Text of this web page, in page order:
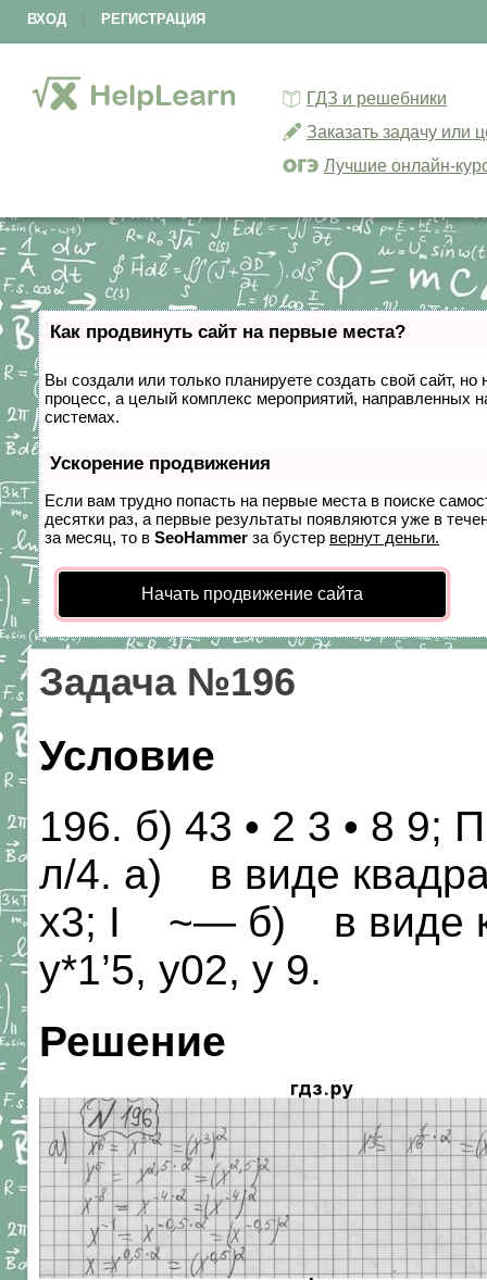
ВХОД РЕГИСТРАЦИЯ
ГДЗ и решебники
Заказать задачу или
Лучшие онлайн-
Как продвинуть сайт на первые места?
Вы создали или только планируете создать свой сайт,
процесс, а целый комплекс мероприятий, направленных
системах.
Ускорение продвижения
Если вам трудно попасть на первые места в поиске
десятки раз, а первые результаты появляются уже в
за месяц, то в SeoHammer за бустер вернут деньги.
Начать продвижение сайта
Задача №196
Условие
196. б) 43 • 2 3 • 8 9;
л/4. а) в виде
х3; I ~— б) в виде
у*1’5, у02, у 9.
Решение